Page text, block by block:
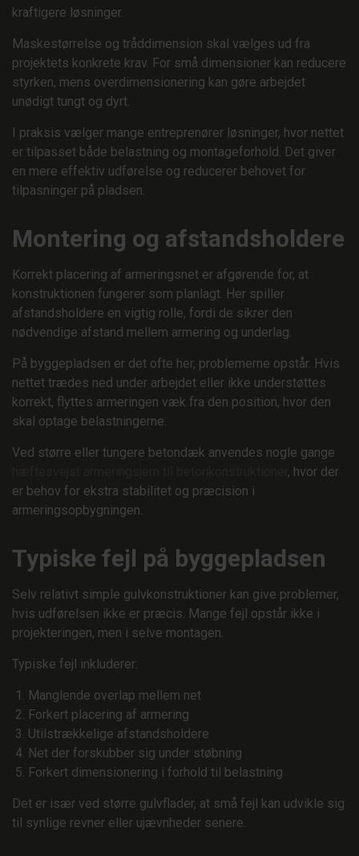
kraftigere løsninger.
Maskestørrelse og tråddimension skal vælges ud fra
projektets konkrete krav. For små dimensioner kan reducere
styrken, mens overdimensionering kan gøre arbejdet
unødigt tungt og dyrt.
I praksis vælger mange entreprenører løsninger, hvor nettet
er tilpasset både belastning og montageforhold. Det giver
en mere effektiv udførelse og reducerer behovet for
tilpasninger på pladsen.
Montering og afstandsholdere
Korrekt placering af armeringsnet er afgørende for, at
konstruktionen fungerer som planlagt. Her spiller
afstandsholdere en vigtig rolle, fordi de sikrer den
nødvendige afstand mellem armering og underlag.
På byggepladsen er det ofte her, problemerne opstår. Hvis
nettet trædes ned under arbejdet eller ikke understøttes
korrekt, flyttes armeringen væk fra den position, hvor den
skal optage belastningerne.
Ved større eller tungere betondæk anvendes nogle gange
, hvor der
er behov for ekstra stabilitet og præcision i
armeringsopbygningen.
Typiske fejl på byggepladsen
Selv relativt simple gulvkonstruktioner kan give problemer,
hvis udførelsen ikke er præcis. Mange fejl opstår ikke i
projekteringen, men i selve montagen.
Typiske fejl inkluderer:
Manglende overlap mellem net
Forkert placering af armering
Utilstrækkelige afstandsholdere
Net der forskubber sig under støbning
Forkert dimensionering i forhold til belastning
Det er især ved større gulvflader, at små fejl kan udvikle sig
til synlige revner eller ujævnheder senere.